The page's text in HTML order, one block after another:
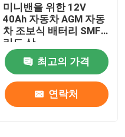
미니밴을 위한 12V
40Ah 자동차 AGM 자동
차 조보식 배터리 SMF
리드 산
최고의 가격
연락처